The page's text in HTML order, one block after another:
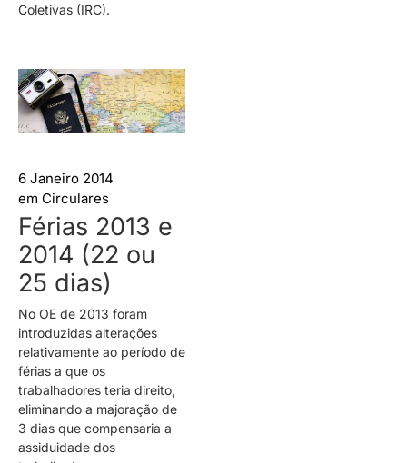
Coletivas (IRC).
6 Janeiro 2014
em Circulares
Férias 2013 e
2014 (22 ou
25 dias)
No OE de 2013 foram
introduzidas alterações
relativamente ao período de
férias a que os
trabalhadores teria direito,
eliminando a majoração de
3 dias que compensaria a
assiduidade dos